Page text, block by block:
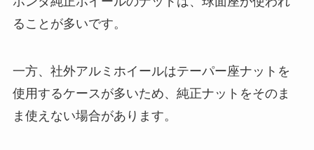
ることが多いです。
一方、社外アルミホイールはテーパー座ナットを
使用するケースが多いため、純正ナットをそのま
ま使えない場合があります。